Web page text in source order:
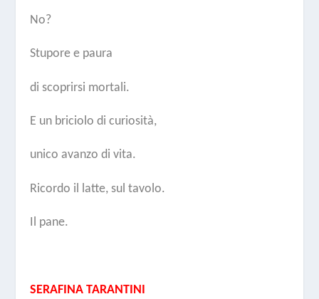
No?
Stupore e paura
di scoprirsi mortali.
E un briciolo di curiosità,
unico avanzo di vita.
Ricordo il latte, sul tavolo.
Il pane.
SERAFINA TARANTINI